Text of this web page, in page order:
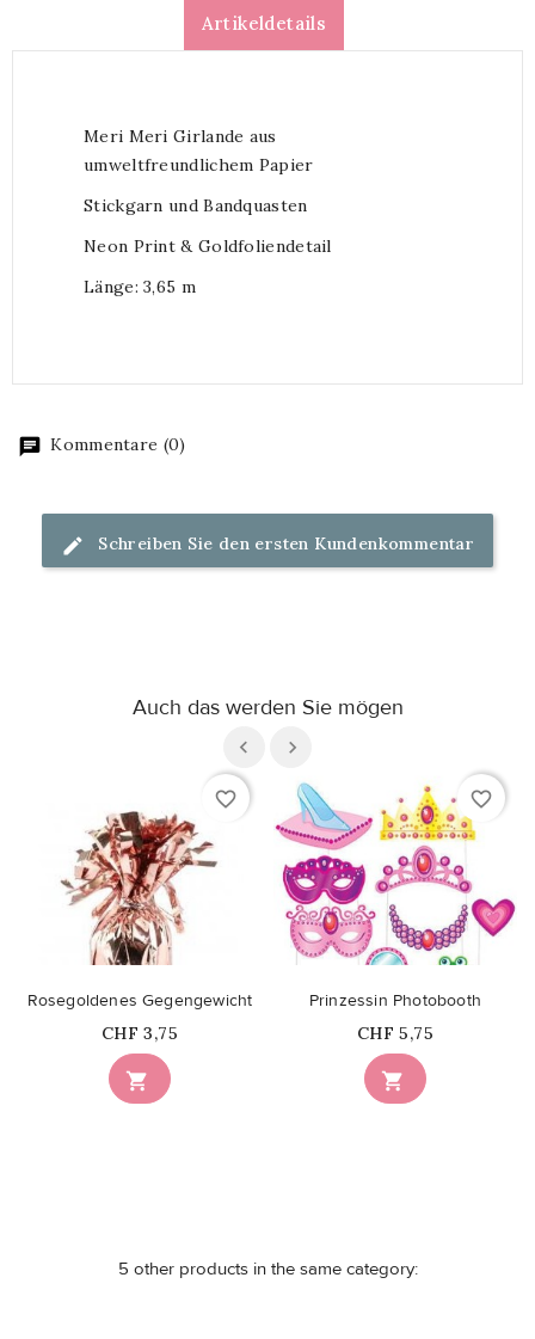
Artikeldetails
Meri Meri Girlande aus
umweltfreundlichem Papier
Stickgarn und Bandquasten
Neon Print & Goldfoliendetail
Länge: 3,65 m
Kommentare (0)
Schreiben Sie den ersten Kundenkommentar
Auch das werden Sie mögen
favorite_border

Rosegoldenes Gegengewicht
Price
CHF 3,75
favorite_border

Prinzessin Photobooth
Price
CHF 5,75
5 other products in the same category: